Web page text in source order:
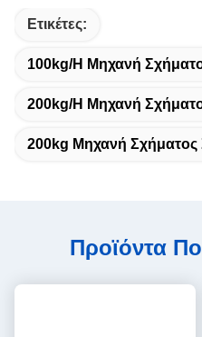
Ετικέτες:
100kg/H Μηχανή
200kg/H Μηχανή
200kg Μηχανή Σχήματος
Προϊόντα